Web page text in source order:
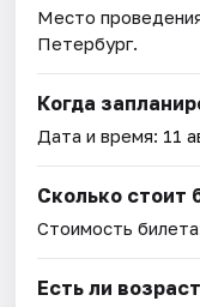
Место
Петербург.
Когда
Дата и время: 11
Сколько стоит
Стоимость
Есть ли